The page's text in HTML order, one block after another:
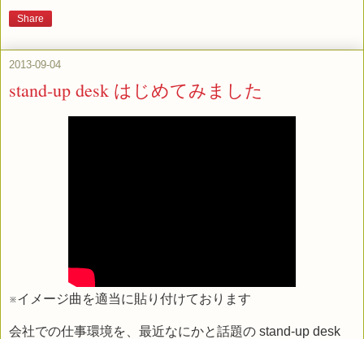
Share
2013-09-04
stand-up desk はじめてみました
※イメージ曲を適当に貼り付けております
会社での仕事環境を、最近なにかと話題の stand-up desk